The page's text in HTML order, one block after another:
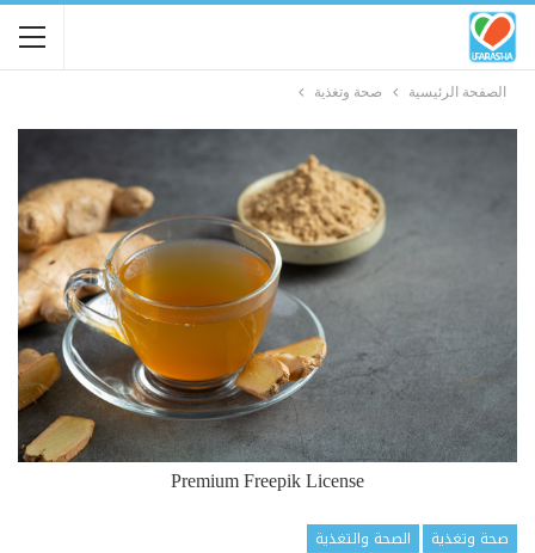
الصفحة الرئيسية صحة وتغذية
Premium Freepik License
صحة وتغذية
الصحة والتغذية